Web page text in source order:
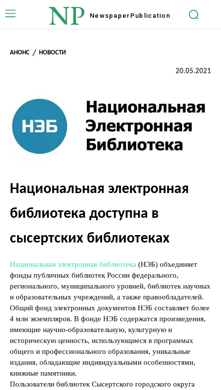
NP Newspaper Publication
АНОНС НОВОСТИ
20.05.2021
Национальная электронная
библиотека доступна в
сысертских библиотеках
Национальная электронная библиотека (НЭБ) объединяет
фонды публичных библиотек России федерального,
регионального, муниципального уровней, библиотек научных
и образовательных учреждений, а также правообладателей.
Общий фонд электронных документов НЭБ составляет более
4 млн экземпляров. В фонде НЭБ содержатся произведения,
имеющие научно-образовательную, культурную и
историческую ценность, использующиеся в программах
общего и профессионального образования, уникальные
издания, обладающие индивидуальными особенностями,
книжные памятники.
Пользователи библиотек Сысертского городского округа